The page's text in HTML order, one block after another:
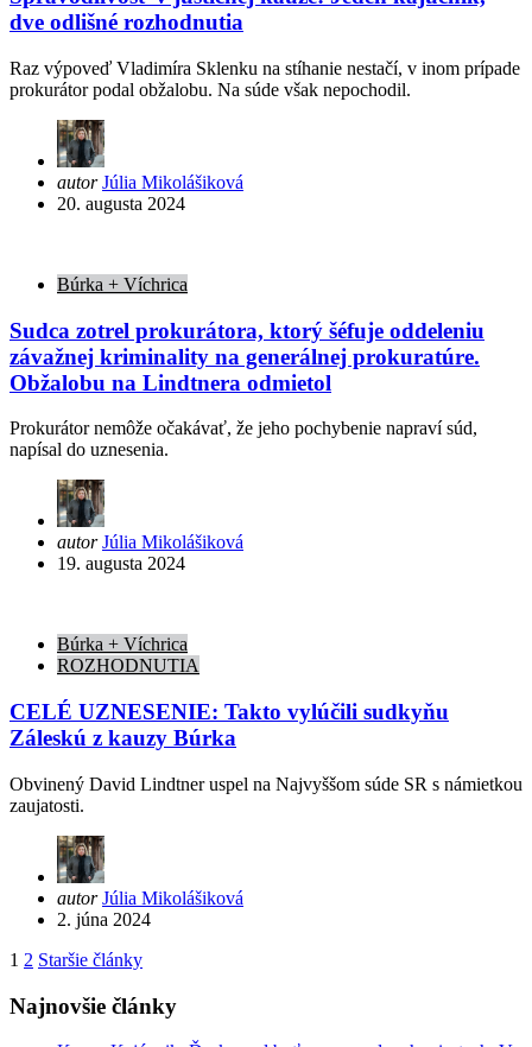
dve odlišné rozhodnutia
Raz výpoveď Vladimíra Sklenku na stíhanie nestačí, v inom prípade
prokurátor podal obžalobu. Na súde však nepochodil.
Posted
by
autor Júlia Mikolášiková
20. augusta 2024
Búrka + Víchrica
Sudca zotrel prokurátora, ktorý šéfuje oddeleniu
závažnej kriminality na generálnej prokuratúre.
Obžalobu na Lindtnera odmietol
Prokurátor nemôže očakávať, že jeho pochybenie napraví súd,
napísal do uznesenia.
Posted
by
autor Júlia Mikolášiková
19. augusta 2024
Búrka + Víchrica
ROZHODNUTIA
CELÉ UZNESENIE: Takto vylúčili sudkyňu
Záleskú z kauzy Búrka
Obvinený David Lindtner uspel na Najvyššom súde SR s námietkou
zaujatosti.
Posted
by
autor Júlia Mikolášiková
2. júna 2024
Stránkovanie
príspevkov
1 2 Staršie články
Najnovšie články